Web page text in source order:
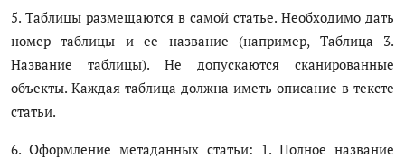
5. Таблицы размещаются в самой статье. Необходимо дать
номер таблицы и ее название (например, Таблица 3.
Название таблицы). Не допускаются сканированные
объекты. Каждая таблица должна иметь описание в тексте
статьи.
6. Оформление метаданных статьи: 1. Полное название